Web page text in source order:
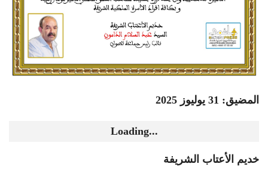
المضيق: 31 يوليوز 2025
Loading...
خديم الأعتاب الشريفة